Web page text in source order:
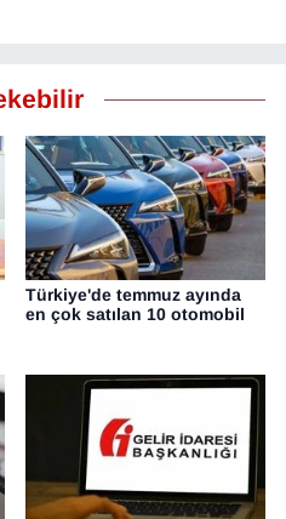
Türkiye'de temmuz ayında
en çok satılan 10 otomobil